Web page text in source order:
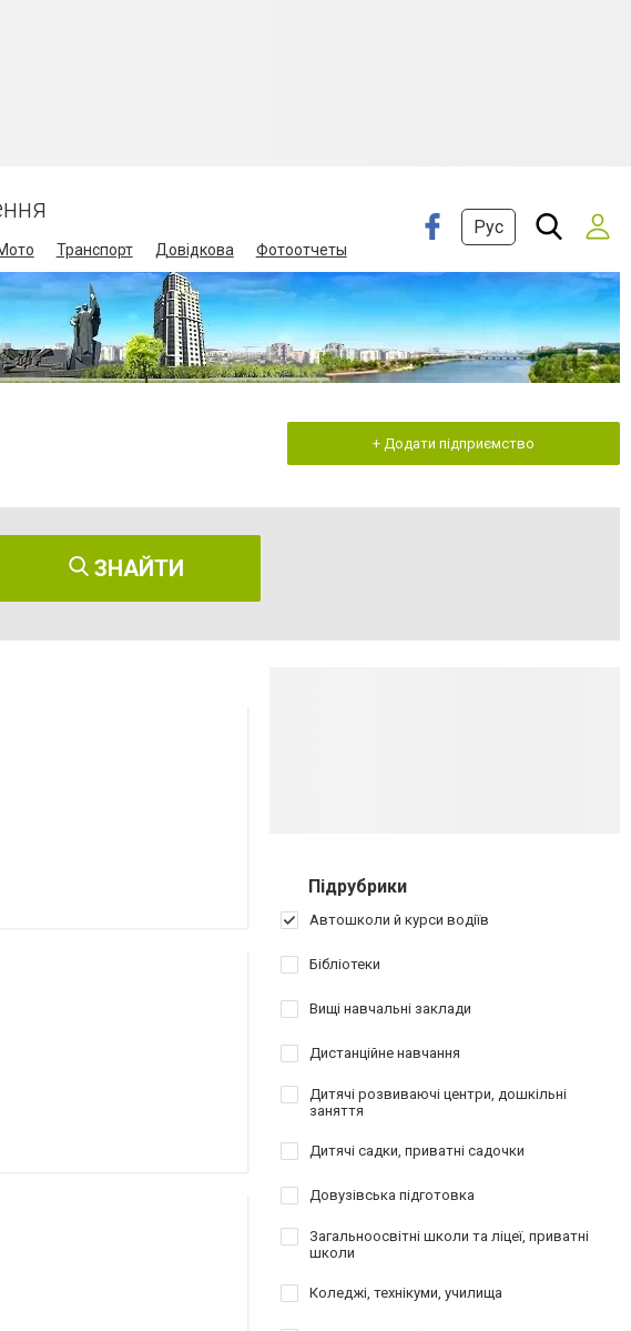
Транспорт Довідкова Фотоотчеты
Рус
+ Додати підприємство
ЗНАЙТИ
Підрубрики
Автошколи й курси водіїв
Бібліотеки
Вищі навчальні заклади
Дистанційне навчання
Дитячі розвиваючі центри, дошкільні
заняття
Дитячі садки, приватні садочки
Довузівська підготовка
Загальноосвітні школи та ліцеї, приватні
школи
Коледжі, технікуми, училища